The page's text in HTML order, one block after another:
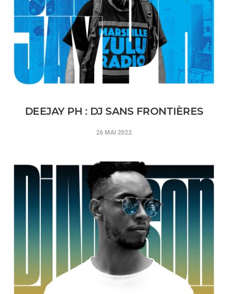
DEEJAY PH : DJ SANS FRONTIÈRES
26 MAI 2022